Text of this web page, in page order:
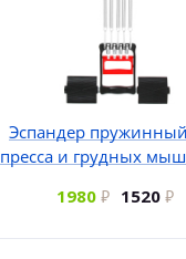
Эспандер
пресса и грудных
1980
1520